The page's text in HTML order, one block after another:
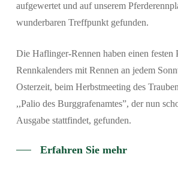
Suchen
aufgewertet und auf unserem
wunderbaren Treffpunkt gefunden.
Die Haflinger-Rennen haben einen festen
Rennkalenders mit Rennen an jedem
Osterzeit, beim Herbstmeeting des
,,Palio des Burggrafenamtes”, der nun
Ausgabe stattfindet, gefunden.
Erfahren Sie mehr